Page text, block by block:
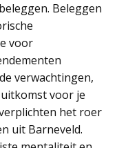
Beleggen
voor
verwachtingen,
voor je
het roer
uit Barneveld.